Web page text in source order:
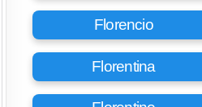
Florencio
Florentina